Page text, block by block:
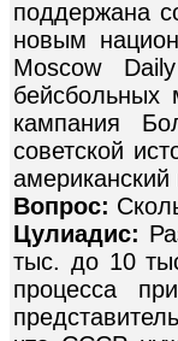
поддержана
новым
Moscow
кампания
советской
американский
Вопрос:
Цулиадис:
тыс. до 10
процесса